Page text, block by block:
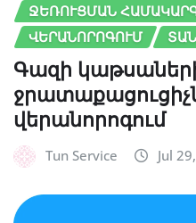
ՋԵՌՈՒՑՄԱՆ
ՎԵՐԱՆՈՐՈԳՈՒՄ
Գազի
վերանորոգում
Tun Service Jul